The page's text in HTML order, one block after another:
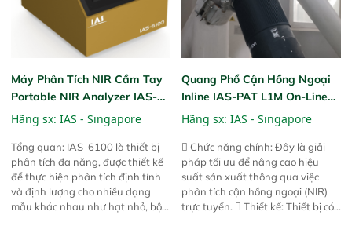
Máy Phân Tích NIR Cầm Tay
Portable NIR Analyzer IAS-
6100
Hãng sx: IAS - Singapore
Tổng quan: IAS-6100 là thiết bị
phân tích đa năng, được thiết kế
để thực hiện phân tích định tính
và định lượng cho nhiều dạng
mẫu khác nhau như hạt nhỏ, bột,
Quang Phổ Cận Hồng Ngoại
Inline IAS-PAT L1M On-Line
NIR
Hãng sx: IAS - Singapore
 Chức năng chính: Đây là giải
pháp tối ưu để nâng cao hiệu
suất sản xuất thông qua việc
phân tích cận hồng ngoại (NIR)
trực tuyến.  Thiết kế: Thiết bị có